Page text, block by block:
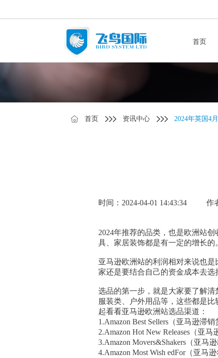
首页
首页 资讯中心 2024年英国4
时间：2024-04-01 14:43:34 作
2024年推荐的品类，也是欧洲站
具、家居装饰都是有一定的增长的
亚马逊欧洲站的利润相对来说也
家还是要结合自己的资金成本去选
选品的第一步，就是大家要了解
服装类、户外用品等，这些都是
起看看亚马逊欧洲站选品渠道：
1.Amazon Best Sellers（亚马逊滞销
2.Amazon Hot New Releases（亚马
3.Amazon Movers&Shakers（亚马
4.Amazon Most Wish edFor（亚马逊